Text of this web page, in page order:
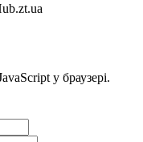
у браузері.